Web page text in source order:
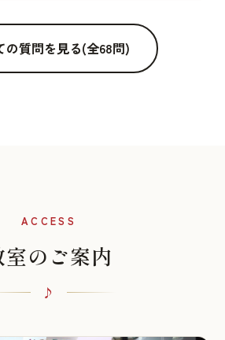
の質問を見る(全68問)
ACCESS
室のご案内